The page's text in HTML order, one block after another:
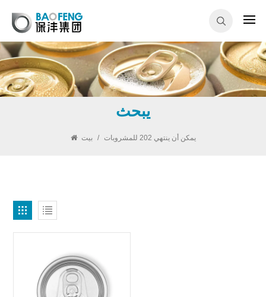
يبحث
بيت / يمكن أن ينتهي 202 للمشروبات